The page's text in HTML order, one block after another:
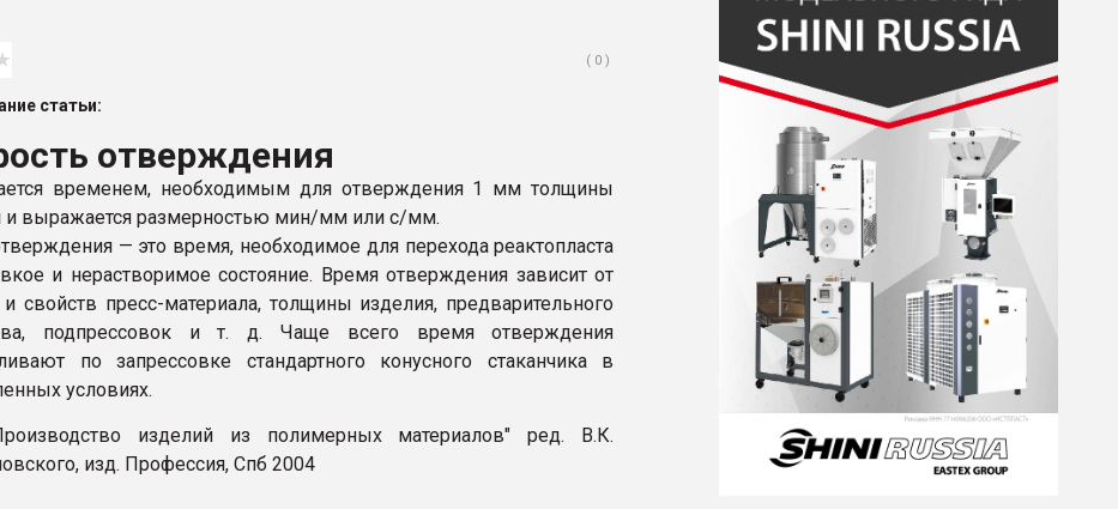
( 0 )
статьи:
отверждения
временем, необходимым для отверждения 1 мм толщины
и выражается размерностью мин/мм или с/мм.
— это время, необходимое для перехода реактопласта
и нерастворимое состояние. Время отверждения зависит от
и свойств пресс-материала, толщины изделия, предварительного
подпрессовок и т. д. Чаще всего время отверждения
по запрессовке стандартного конусного стаканчика в
условиях.
изделий из полимерных материалов" ред. В.К.
изд. Профессия, Спб 2004